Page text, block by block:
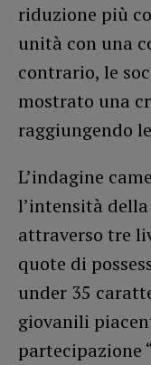
riduzione più
unità con una
contrario, le
mostrato una
raggiungendo
L’indagine
l’intensità
attraverso tre
quote di
under 35
giovanili
partecipazione